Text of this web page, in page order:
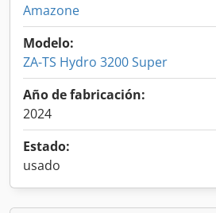
Amazone
Modelo:
ZA-TS Hydro 3200 Super
Año de fabricación:
2024
Estado:
usado